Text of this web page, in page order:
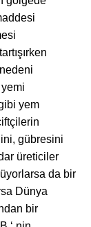
yem
gübresini
üreticiler
da bir
Dünya
bir